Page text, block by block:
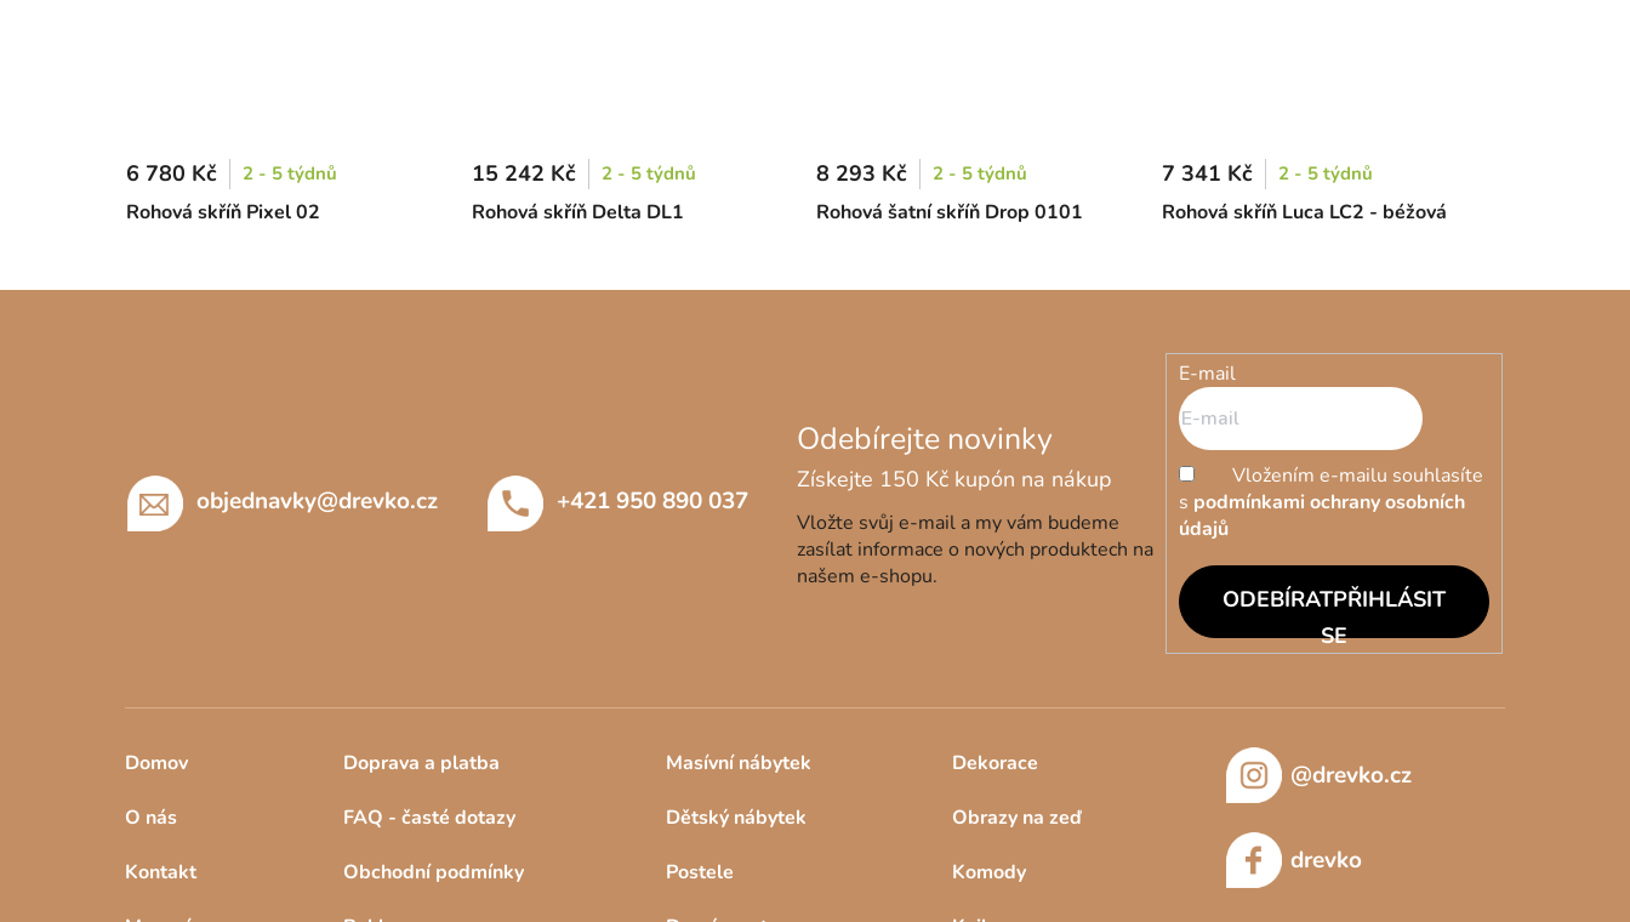
Rohová skříň Pixel 02
6 780 Kč 2 - 5 týdnů
Rohová skříň Delta DL1
15 242 Kč 2 - 5 týdnů
Rohová šatní skříň Drop 0101
8 293 Kč 2 - 5 týdnů
Rohová skříň Luca LC2 - béžová
7 341 Kč 2 - 5 týdnů
objednavky@drevko.cz +421 950 890 037
Vložte svůj e-mail a my vám budeme
zasílat informace o nových produktech na
našem e-shopu.
E-mail
Vložením e-mailu souhlasíte
s podmínkami ochrany osobních
údajů
PŘIHLÁSIT
SE
Domov
O nás
Kontakt
Doprava a platba
FAQ - časté dotazy
Obchodní podmínky
Masívní nábytek
Dětský nábytek
Postele
Dekorace
Obrazy na zeď
Komody
@drevko.cz
drevko